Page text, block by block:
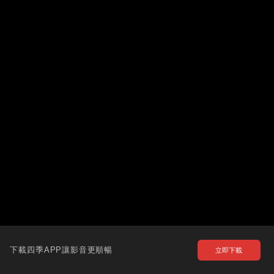
下載四季APP讓影音更順暢 立即下載